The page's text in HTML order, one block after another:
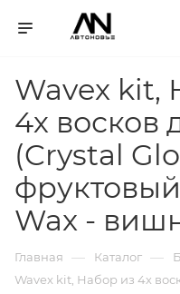
Wavex kit,
4х восков
(Crystal
Wax -
Главная — Каталог —
Wavex kit, Набор из 4х